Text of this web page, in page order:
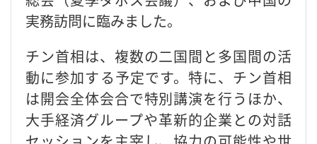
実務訪問に臨みました。
チン首相は、複数の二国間と多国間の活
動に参加する予定です。特に、チン首相
は開会全体会合で特別講演を行うほか、
大手経済グループや革新的企業との対話